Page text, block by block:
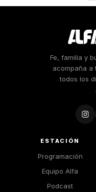
Fe, familia y
acompaña
todos los
ESTACIÓN
Programación
Equipo Alfa
Podcast